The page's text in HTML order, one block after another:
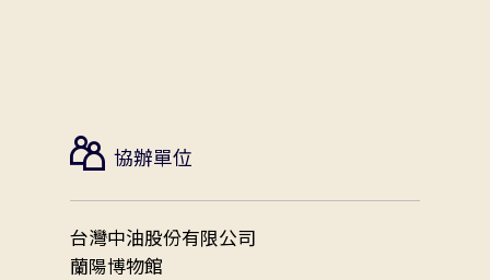
協辦單位
台灣中油股份有限公司
蘭陽博物館